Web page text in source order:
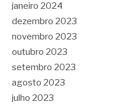
janeiro 2024
dezembro 2023
novembro 2023
outubro 2023
setembro 2023
agosto 2023
julho 2023